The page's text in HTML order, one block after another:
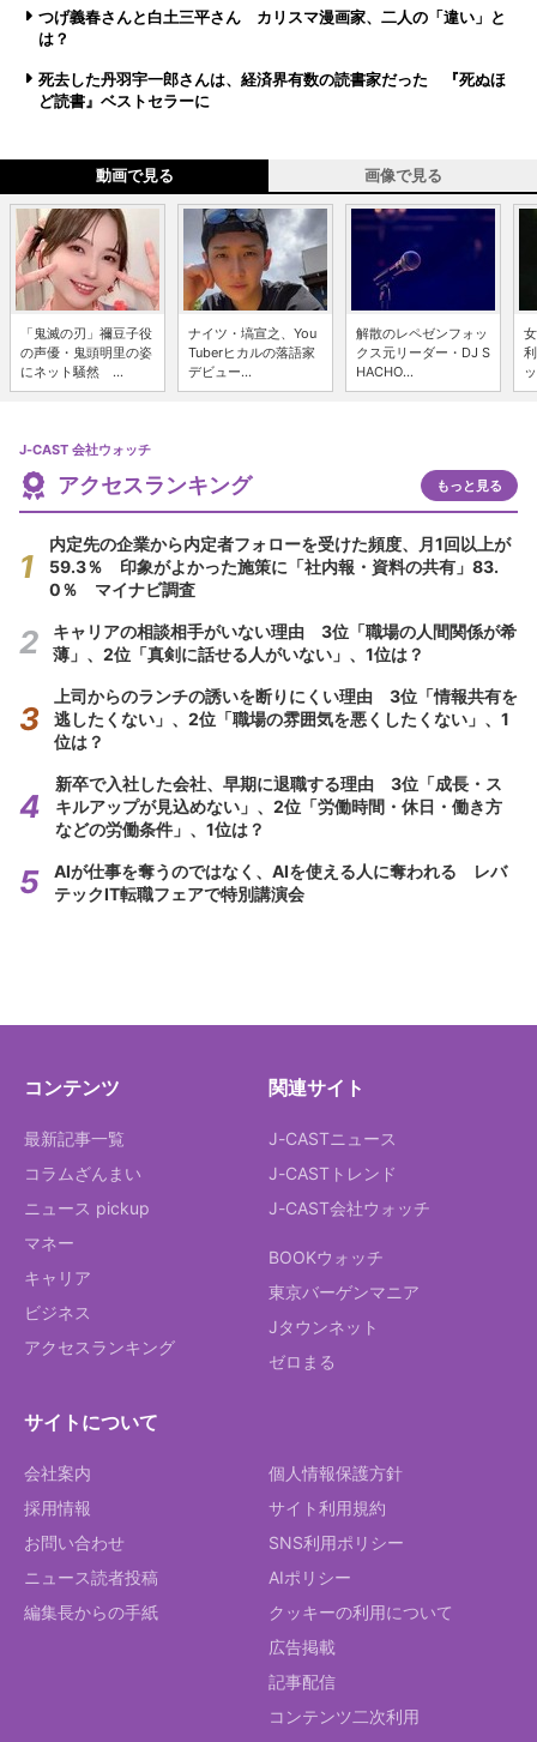
つげ義春さんと白土三平さん カリスマ漫画家、二人の「違い」と
は？
死去した丹羽宇一郎さんは、経済界有数の読書家だった 『死ぬほ
ど読書』ベストセラーに
動画で見る 画像で見る
「鬼滅の刃」禰豆子役
の声優・鬼頭明里の姿
にネット騒然 ...
ナイツ・塙宣之、You
Tuberヒカルの落語家
デビュー...
解散のレペゼンフォッ
クス元リーダー・DJ S
HACHO...
J-CAST 会社ウォッチ
アクセスランキング もっと見る
内定先の企業から内定者フォローを受けた頻度、月1回以上が
59.3％ 印象がよかった施策に「社内報・資料の共有」83.
0％ マイナビ調査
キャリアの相談相手がいない理由 3位「職場の人間関係が希
薄」、2位「真剣に話せる人がいない」、1位は？
上司からのランチの誘いを断りにくい理由 3位「情報共有を
逃したくない」、2位「職場の雰囲気を悪くしたくない」、1
位は？
新卒で入社した会社、早期に退職する理由 3位「成長・ス
キルアップが見込めない」、2位「労働時間・休日・働き方
などの労働条件」、1位は？
AIが仕事を奪うのではなく、AIを使える人に奪われる レバ
テックIT転職フェアで特別講演会
コンテンツ
最新記事一覧
コラムざんまい
ニュース pickup
マネー
キャリア
ビジネス
アクセスランキング
関連サイト
J-CASTニュース
J-CASTトレンド
J-CAST会社ウォッチ
BOOKウォッチ
東京バーゲンマニア
Jタウンネット
ゼロまる
サイトについて
会社案内
採用情報
お問い合わせ
ニュース読者投稿
編集長からの手紙
個人情報保護方針
サイト利用規約
SNS利用ポリシー
AIポリシー
クッキーの利用について
広告掲載
記事配信
コンテンツ二次利用